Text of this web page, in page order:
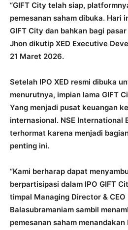
“GIFT City telah siap,
pemesanan saham dibuka. Hari
GIFT City dan bahkan bagi
Jhon dikutip XED Executive
21 Maret 2026.
Setelah IPO XED resmi dibuka
menurutnya, impian lama GIFT
Yang menjadi pusat keuangan
internasional. NSE International
terhormat karena menjadi
penting ini.
“Kami berharap dapat
berpartisipasi dalam IPO GIFT
timpal Managing Director & CEO
Balasubramaniam sambil
pemesanan saham